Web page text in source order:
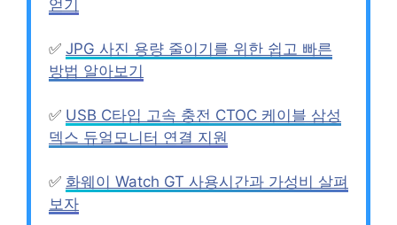
얻기
✅ JPG 사진 용량 줄이기를 위한 쉽고 빠른
방법 알아보기
✅ USB C타입 고속 충전 CTOC 케이블 삼성
덱스 듀얼모니터 연결 지원
✅ 화웨이 Watch GT 사용시간과 가성비 살펴
보자